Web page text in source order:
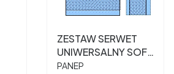
ZESTAW SERWET
UNIWERSALNY SOFT
PRODUCENT
PANEP